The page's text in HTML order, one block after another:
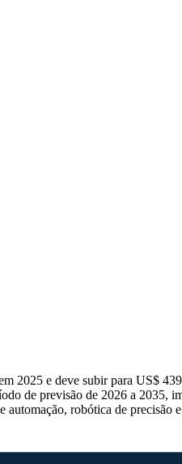
2025 e deve subir para US$
de previsão de 2026 a 2035,
robótica de